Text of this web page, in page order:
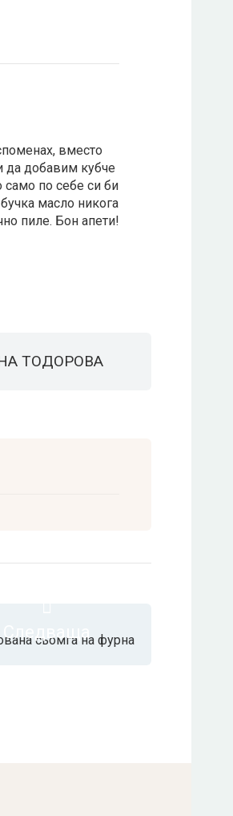
вместо
да добавим кубче
само по себе си би
масло никога
пиле. Бон апети!
ТОДОРОВА
сьомга на фурна